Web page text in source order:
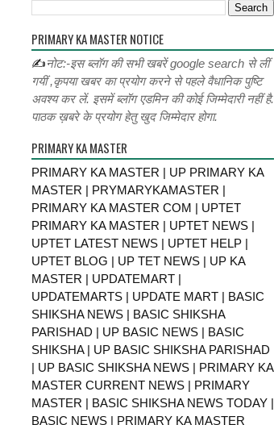
PRIMARY KA MASTER NOTICE
✍नोट:-इस ब्लॉग की सभी खबरें google search से लीं
गयीं ,कृपया खबर का प्रयोग करने से पहले वैधानिक पुष्टि
अवश्य कर लें. इसमें ब्लॉग एडमिन की कोई जिम्मेदारी नहीं है.
पाठक ख़बरे के प्रयोग हेतु खुद जिम्मेदार होगा.
PRIMARY KA MASTER
PRIMARY KA MASTER | UP PRIMARY KA
MASTER | PRYMARYKAMASTER |
PRIMARY KA MASTER COM | UPTET
PRIMARY KA MASTER | UPTET NEWS |
UPTET LATEST NEWS | UPTET HELP |
UPTET BLOG | UP TET NEWS | UP KA
MASTER | UPDATEMART |
UPDATEMARTS | UPDATE MART | BASIC
SHIKSHA NEWS | BASIC SHIKSHA
PARISHAD | UP BASIC NEWS | BASIC
SHIKSHA | UP BASIC SHIKSHA PARISHAD
| UP BASIC SHIKSHA NEWS | PRIMARY KA
MASTER CURRENT NEWS | PRIMARY
MASTER | BASIC SHIKSHA NEWS TODAY |
BASIC NEWS | PRIMARY KA MASTER